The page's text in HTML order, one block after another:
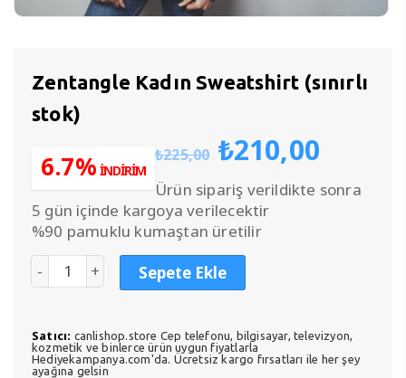
Zentangle Kadın Sweatshirt (sınırlı
stok)
₺225,00 Orijinal
fiyat:
₺225,00.
₺210,00
fiyat:
6.7% İNDİRİM
Ürün sipariş verildikte sonra
5 gün içinde kargoya verilecektir
%90 pamuklu kumaştan üretilir
Sepete Ekle
Satıcı: canlishop.store Cep telefonu, bilgisayar, televizyon,
kozmetik ve binlerce ürün uygun fiyatlarla
Hediyekampanya.com'da. Ücretsiz kargo fırsatları ile her şey
ayağına gelsin